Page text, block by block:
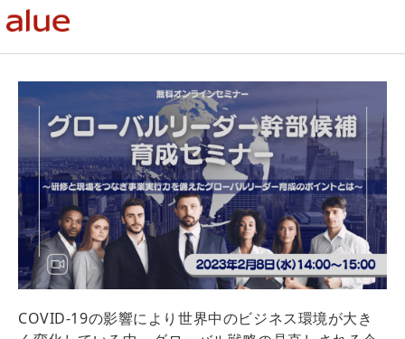
COVID-19の影響により世界中のビジネス環境が大き